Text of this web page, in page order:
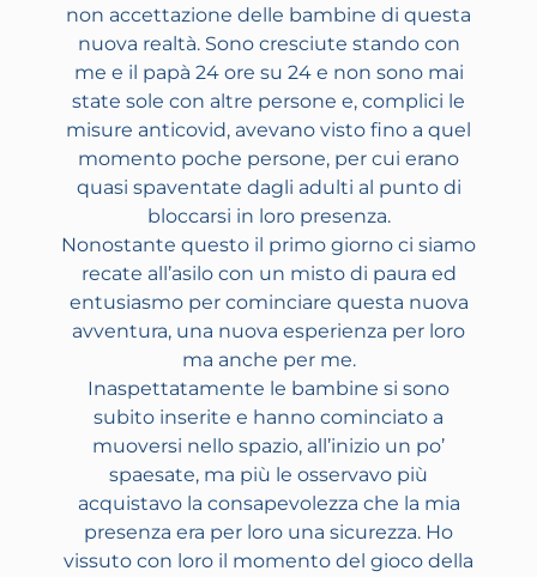
non accettazione delle bambine di questa
nuova realtà. Sono cresciute stando con
me e il papà 24 ore su 24 e non sono mai
state sole con altre persone e, complici le
misure anticovid, avevano visto fino a quel
momento poche persone, per cui erano
quasi spaventate dagli adulti al punto di
bloccarsi in loro presenza.
Nonostante questo il primo giorno ci siamo
recate all’asilo con un misto di paura ed
entusiasmo per cominciare questa nuova
avventura, una nuova esperienza per loro
ma anche per me.
Inaspettatamente le bambine si sono
subito inserite e hanno cominciato a
muoversi nello spazio, all’inizio un po’
spaesate, ma più le osservavo più
acquistavo la consapevolezza che la mia
presenza era per loro una sicurezza. Ho
vissuto con loro il momento del gioco della